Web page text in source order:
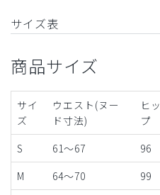
サイズ表
商品サイズ
サイ
ズ
ウエスト(ヌー
ド寸法)
ヒッ
プ
S 61～67 96
M
64～70 99